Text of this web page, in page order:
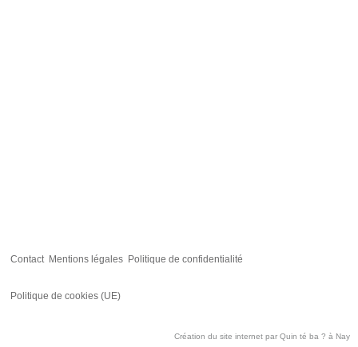
Contact Mentions légales Politique de confidentialité
Politique de cookies (UE)
Création du site internet par Quin té ba ? à Nay